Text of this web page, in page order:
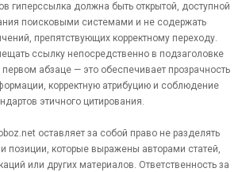
гиперссылка должна быть открытой, доступной
поисковыми системами и не содержать
препятствующих корректному переходу.
ссылку непосредственно в подзаголовке
абзаце — это обеспечивает прозрачность
корректную атрибуцию и соблюдение
этичного цитирования.
оставляет за собой право не разделять
позиции, которые выражены авторами статей,
или других материалов. Ответственность за